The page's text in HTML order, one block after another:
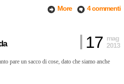
More 4 commenti
17 mag
2013
pare un sacco di cose, dato che siamo anche